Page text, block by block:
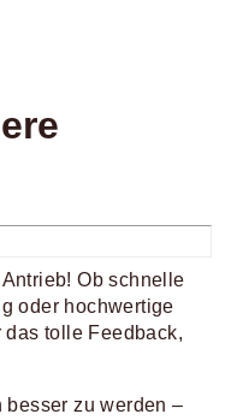
Ob schnelle
oder hochwertige
das tolle Feedback,
zu werden –